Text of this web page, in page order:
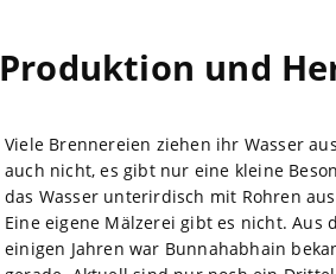
Produktion und
Viele Brennereien ziehen ihr Wasser
auch nicht, es gibt nur eine kleine
das Wasser unterirdisch mit Rohren
Eine eigene Mälzerei gibt es nicht. Aus
einigen Jahren war Bunnahabhain